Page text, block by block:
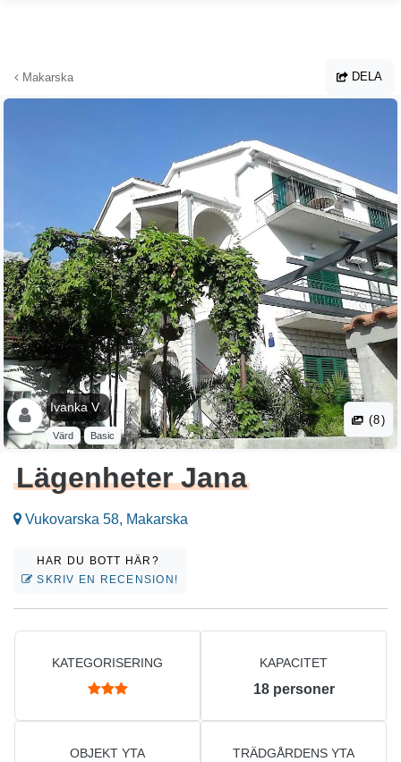
Makarska DELA
Ivanka V .
Värd Basic
(8)
Lägenheter Jana
Vukovarska 58, Makarska
HAR DU BOTT HÄR?
SKRIV EN RECENSION!
KATEGORISERING KAPACITET
18 personer
OBJEKT YTA TRÄDGÅRDENS YTA